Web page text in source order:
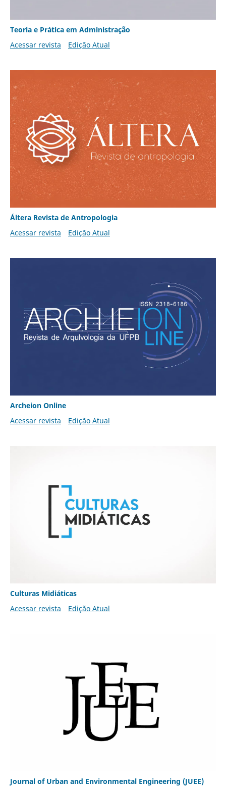
Teoria e Prática em Administração
Acessar revista
Edição Atual
Áltera Revista de Antropologia
Acessar revista
Edição Atual
Archeion Online
Acessar revista
Edição Atual
Culturas Midiáticas
Acessar revista
Edição Atual
Journal of Urban and Environmental Engineering (JUEE)